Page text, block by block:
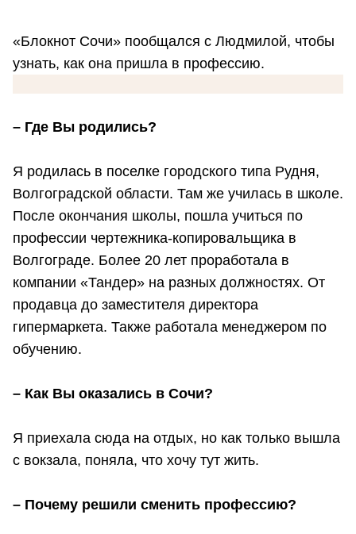
«Блокнот Сочи» пообщался с Людмилой, чтобы
узнать, как она пришла в профессию.
– Где Вы родились?
Я родилась в поселке городского типа Рудня,
Волгоградской области. Там же училась в школе.
После окончания школы, пошла учиться по
профессии чертежника-копировальщика в
Волгограде. Более 20 лет проработала в
компании «Тандер» на разных должностях. От
продавца до заместителя директора
гипермаркета. Также работала менеджером по
обучению.
– Как Вы оказались в Сочи?
Я приехала сюда на отдых, но как только вышла
с вокзала, поняла, что хочу тут жить.
– Почему решили сменить профессию?